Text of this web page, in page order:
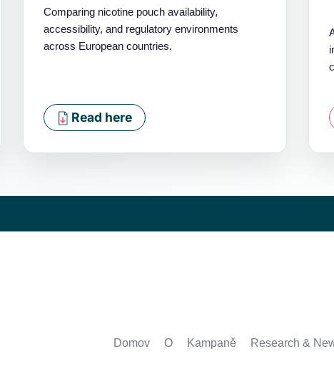
Comparing nicotine pouch availability,
accessibility, and regulatory environments
across European countries.
Read here
Domov O Kampaně Research &